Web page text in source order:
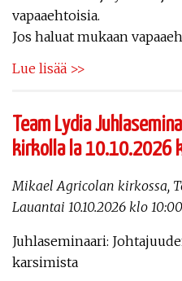
vapaaehtoisia.
Jos haluat mukaan
Lue lisää >>
Team Lydia
kirkolla la 10.10.2026
Mikael Agricolan kirkossa,
Lauantai 10.10.2026 klo 10:00
Juhlaseminaari:
karsimista